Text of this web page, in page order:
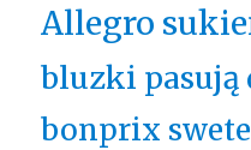
Allegro
bluzki pasują
bonprix